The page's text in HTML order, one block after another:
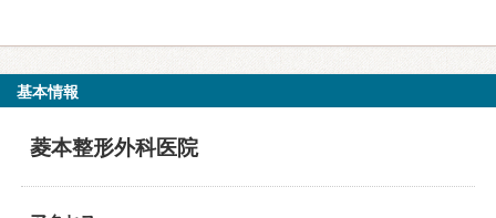
基本情報
菱本整形外科医院